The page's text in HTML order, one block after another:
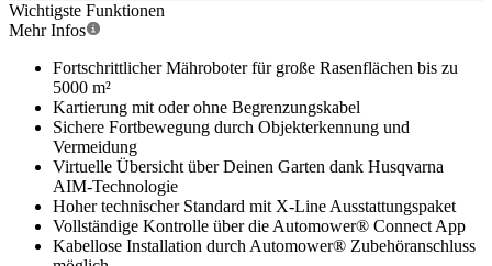
Wichtigste Funktionen
Mehr Infos
Fortschrittlicher Mähroboter für große Rasenflächen bis zu
5000 m²
Kartierung mit oder ohne Begrenzungskabel
Sichere Fortbewegung durch Objekterkennung und
Vermeidung
Virtuelle Übersicht über Deinen Garten dank Husqvarna
AIM-Technologie
Hoher technischer Standard mit X-Line Ausstattungspaket
Vollständige Kontrolle über die Automower® Connect App
Kabellose Installation durch Automower® Zubehöranschluss